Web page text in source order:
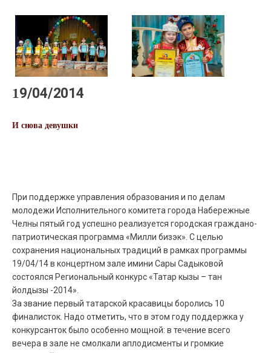
19/04/2014
И снова девушки
При поддержке управления образования и по делам
молодежи Исполнительного комитета города Набережные
Челны пятый год успешно реализуется городская граждано-
патриотическая программа «Милли бизэк». С целью
сохранения национальных традиций в рамках программы
19/04/14 в концертном зале имини Сары Садыковой
состоялся Региональный конкурс «Татар кызы – тан
йолдызы -2014».
За звание первый татарской красавицы боролись 10
финалисток. Надо отметить, что в этом году поддержка у
конкурсанток было особенно мощной: в течение всего
вечера в зале не смолкали аплодисменты и громкие